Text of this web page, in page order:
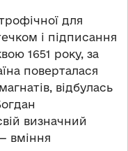
для
і підписання
1651 року, за
поверталася
відбулась
визначний
вміння